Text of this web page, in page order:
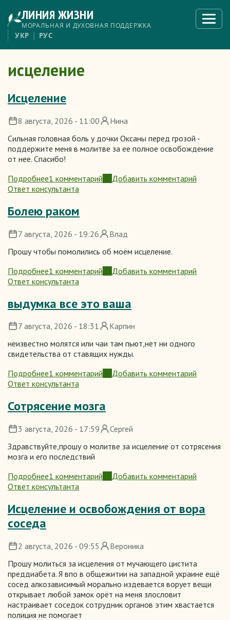
основному
содержанию
ЛИНИЯ ЖИЗНИ
МОРАЛЬНАЯ И ДУХОВНАЯ ПОДДЕРЖКА
меню
УКР РУС
исцеление
Исцеление
8 августа, 2026 - 11:00
Нина
Сильная головная боль у дочки Оксаны перед грозой -
поддержите меня в молитве за ее полное освобождение
от нее. Спасибо!
Подробнее
о
Исцеление
1 комментарий
Добавить комментарий
Ответ консультанта
Болею раком
7 августа, 2026 - 19:26
Влад
Прошу чтобы помолились об моём исцеление.
Подробнее
о
Болею
1 комментарий
Добавить комментарий
Ответ консультанта
выдумка все это ваша
7 августа, 2026 - 18:31
Карпин
неизвестно молятся или чаи там пьют,нет ни одного
свидетельства от ставящих нужды.
Подробнее
о
выдумка
это
1 комментарий
Добавить комментарий
Ответ консультанта
Сотрясение мозга
3 августа, 2026 - 17:59
Сергей
Здравствуйте,прошу о молитве за исцеление от сотрясения
мозга и его последствий
Подробнее
о
Сотрясение
1 комментарий
Добавить комментарий
Ответ консультанта
Исцеление и освобождения от вора
соседа
2 августа, 2026 - 09:55
Вероника
Прошу молиться за исцеления от мучающего цистита
преддиабета. Я впо в общежитии на западной украине ещё
сосед алкозависимый морально издевается ворует вещи
открывает любой замок орёт на меня злословит
настраивает соседок сотрудник органов этим хвастается
полиция не помогает